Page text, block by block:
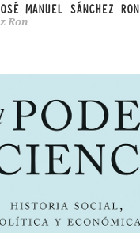
MANUEL SÁNCHEZ RON
Ron